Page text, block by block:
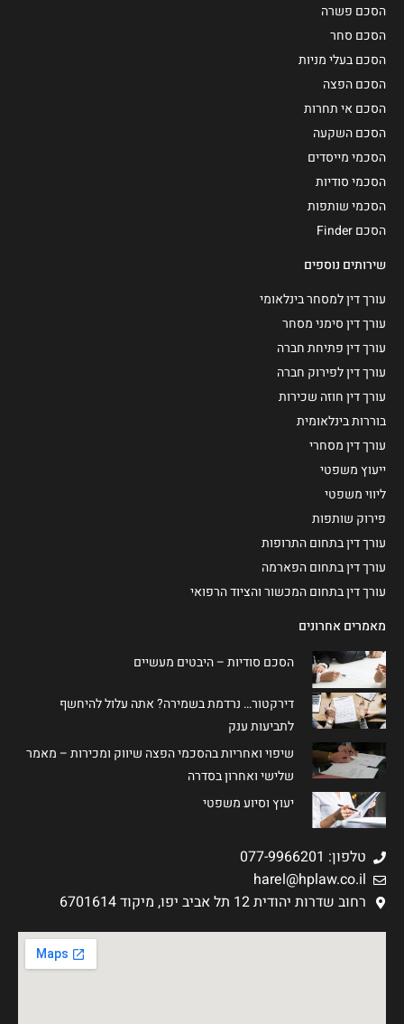
הסכם פשרה
הסכם סחר
הסכם בעלי מניות
הסכם הפצה
הסכם אי תחרות
הסכם השקעה
הסכמי מייסדים
הסכמי סודיות
הסכמי שותפות
הסכם Finder
שירותים נוספים
עורך דין למסחר בינלאומי
עורך דין סימני מסחר
עורך דין פתיחת חברה
עורך דין לפירוק חברה
עורך דין חוזה שכירות
בוררות בינלאומית
עורך דין מסחרי
ייעוץ משפטי
ליווי משפטי
פירוק שותפות
עורך דין בתחום התרופות
עורך דין בתחום הפארמה
עורך דין בתחום המכשור והציוד הרפואי
מאמרים אחרונים
הסכם סודיות – היבטים מעשיים
דירקטור… נרדמת בשמירה? אתה עלול להיחשף
לתביעות ענק
שיפוי ואחריות בהסכמי הפצה שיווק ומכירות – מאמר
שלישי ואחרון בסדרה
יעוץ וסיוע משפטי
טלפון: 077-9966201
harel@hplaw.co.il
רחוב שדרות יהודית 12 תל אביב יפו, מיקוד 6701614